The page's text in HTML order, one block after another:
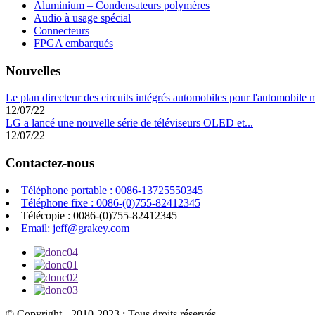
Aluminium – Condensateurs polymères
Audio à usage spécial
Connecteurs
FPGA embarqués
Nouvelles
Le plan directeur des circuits intégrés automobiles pour l'automobile
12/07/22
LG a lancé une nouvelle série de téléviseurs OLED et...
12/07/22
Contactez-nous
Téléphone portable : 0086-13725550345
Téléphone fixe : 0086-(0)755-82412345
Télécopie : 0086-(0)755-82412345
Email: jeff@grakey.com